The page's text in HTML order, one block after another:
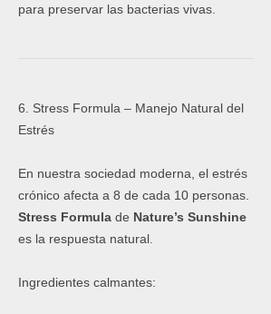
para preservar las bacterias vivas.
6. Stress Formula – Manejo Natural del
Estrés
En nuestra sociedad moderna, el estrés
crónico afecta a 8 de cada 10 personas.
Stress Formula de Nature’s Sunshine
es la respuesta natural.
Ingredientes calmantes: